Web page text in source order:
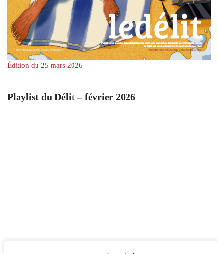
Édition du 25 mars 2026
Playlist du Délit – février 2026